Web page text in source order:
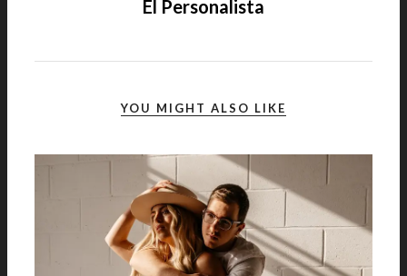
El Personalista
YOU MIGHT ALSO LIKE